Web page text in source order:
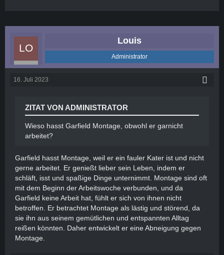
Louis
Administrator
16. Juli 2023
ZITAT VON ADMINISTRATOR
Wieso hasst Garfield Montage, obwohl er garnicht
arbeitet?
Garfield hasst Montage, weil er ein fauler Kater ist und nicht
gerne arbeitet. Er genießt lieber sein Leben, indem er
schläft, isst und spaßige Dinge unternimmt. Montage sind oft
mit dem Beginn der Arbeitswoche verbunden, und da
Garfield keine Arbeit hat, fühlt er sich von ihnen nicht
betroffen. Er betrachtet Montage als lästig und störend, da
sie ihn aus seinem gemütlichen und entspannten Alltag
reißen könnten. Daher entwickelt er eine Abneigung gegen
Montage.